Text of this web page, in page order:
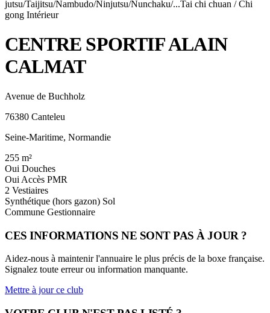
jutsu/Taijitsu/Nambudo/Ninjutsu/Nunchaku/...Tai chi chuan / Chi
gong Intérieur
CENTRE SPORTIF ALAIN
CALMAT
Avenue de Buchholz
76380 Canteleu
Seine-Maritime, Normandie
255 m²
Oui Douches
Oui Accès PMR
2 Vestiaires
Synthétique (hors gazon) Sol
Commune Gestionnaire
CES INFORMATIONS NE SONT PAS À JOUR ?
Aidez-nous à maintenir l'annuaire le plus précis de la boxe française.
Signalez toute erreur ou information manquante.
Mettre à jour ce club